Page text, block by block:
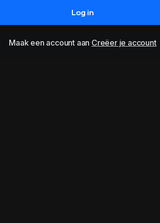
Log in
Maak een account aan Creëer je account